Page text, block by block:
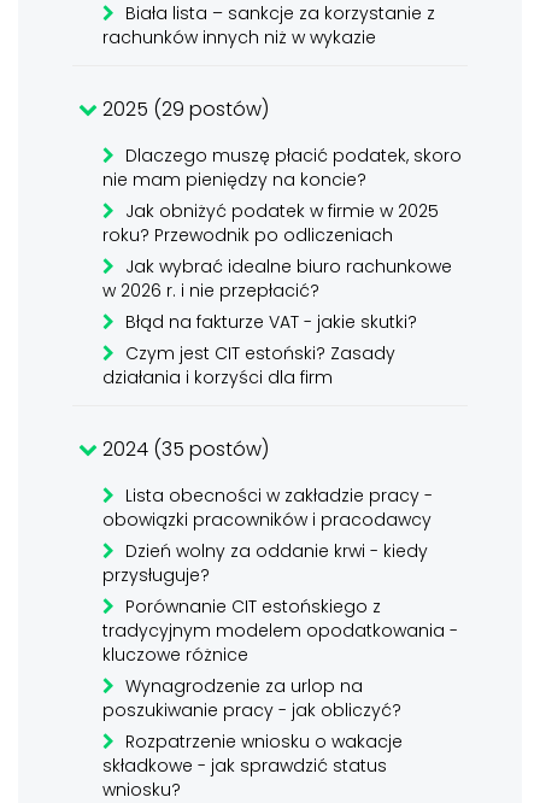
Biała lista – sankcje za korzystanie z
rachunków innych niż w wykazie
2025 (29 postów)
Dlaczego muszę płacić podatek, skoro
nie mam pieniędzy na koncie?
Jak obniżyć podatek w firmie w 2025
roku? Przewodnik po odliczeniach
Jak wybrać idealne biuro rachunkowe
w 2026 r. i nie przepłacić?
Błąd na fakturze VAT - jakie skutki?
Czym jest CIT estoński? Zasady
działania i korzyści dla firm
2024 (35 postów)
Lista obecności w zakładzie pracy -
obowiązki pracowników i pracodawcy
Dzień wolny za oddanie krwi - kiedy
przysługuje?
Porównanie CIT estońskiego z
tradycyjnym modelem opodatkowania -
kluczowe różnice
Wynagrodzenie za urlop na
poszukiwanie pracy - jak obliczyć?
Rozpatrzenie wniosku o wakacje
składkowe - jak sprawdzić status
wniosku?